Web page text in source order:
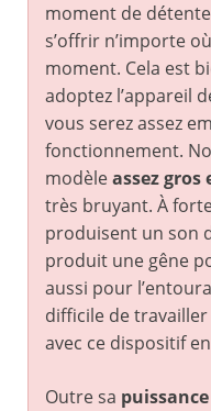
moment de
s’offrir n’importe
moment. Cela est
adoptez l’appareil
vous serez assez
fonctionnement.
modèleassez gros
très bruyant. À
produisent un son
produit une gêne
aussi pour
difficile de
avec ce dispositif
Outre sa